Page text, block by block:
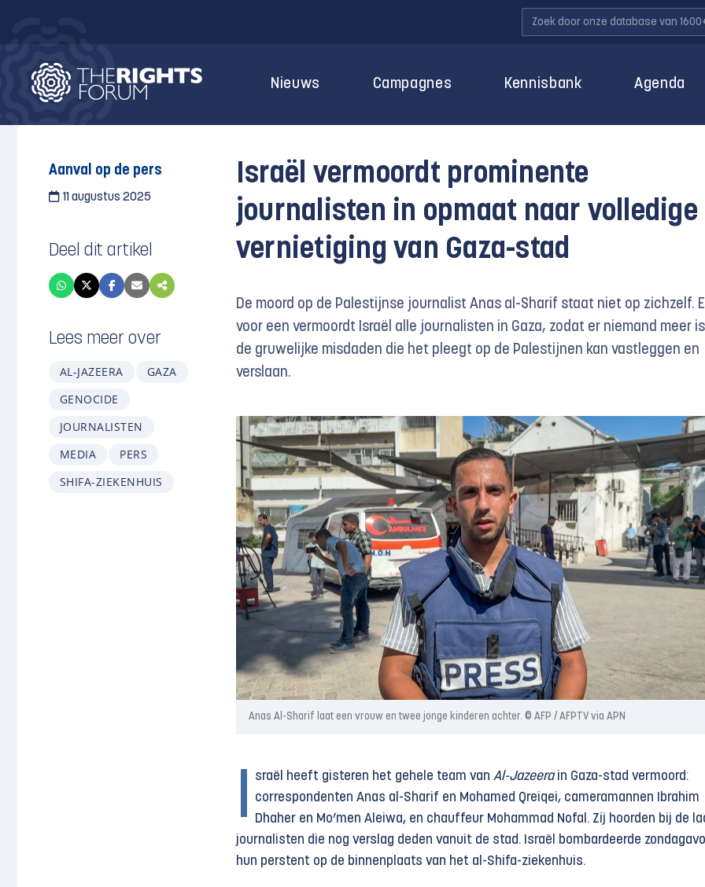
Nieuws Campagnes Kennisbank Agenda
Aanval op de pers
11 augustus 2025
Deel dit artikel
Lees meer over
AL-JAZEERA
GAZA
GENOCIDE
JOURNALISTEN
MEDIA
PERS
SHIFA-ZIEKENHUIS
Israël vermoordt prominente
journalisten in opmaat naar volledige
vernietiging van Gaza-stad
De moord op de Palestijnse journalist Anas al-Sharif staat niet op zichzelf.
voor een vermoordt Israël alle journalisten in Gaza, zodat er niemand meer
de gruwelijke misdaden die het pleegt op de Palestijnen kan vastleggen en
verslaan.
Anas Al-Sharif laat een vrouw en twee jonge kinderen achter. © AFP / AFPTV via APN
I sraël heeft gisteren het gehele team van Al-Jazeerain Gaza-stad vermoord:
correspondenten Anas al-Sharif en Mohamed Qreiqei, cameramannen Ibrahim
Dhaher en Mo’men Aleiwa, en chauffeur Mohammad Nofal. Zij hoorden bij de
journalisten die nog verslag deden vanuit de stad. Israël bombardeerde
hun perstent op de binnenplaats van het al-Shifa-ziekenhuis.